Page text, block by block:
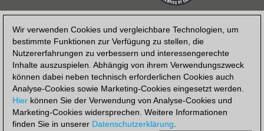
Wir verwenden Cookies und vergleichbare Technologien, um
bestimmte Funktionen zur Verfügung zu stellen, die
Nutzererfahrungen zu verbessern und interessengerechte
Inhalte auszuspielen. Abhängig von ihrem Verwendungszweck
können dabei neben technisch erforderlichen Cookies auch
Analyse-Cookies sowie Marketing-Cookies eingesetzt werden.
Hier können Sie der Verwendung von Analyse-Cookies und
Marketing-Cookies widersprechen. Weitere Informationen
finden Sie in unserer Datenschutzerklärung.
ZAHLUNGSART